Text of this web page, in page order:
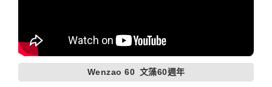
Wenzao 60 文藻60週年